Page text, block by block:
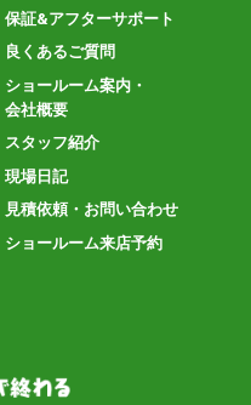
保証&アフターサポート
良くあるご質問
ショールーム案内・
会社概要
スタッフ紹介
現場日記
見積依頼・お問い合わせ
ショールーム来店予約